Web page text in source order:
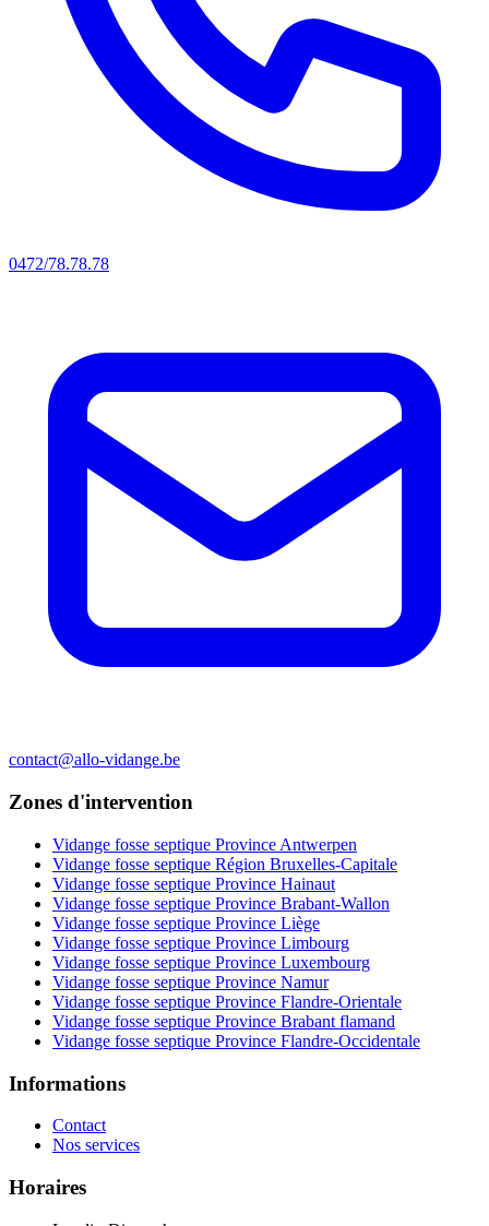
0472/78.78.78
contact@allo-vidange.be
Zones d'intervention
Vidange fosse septique Province Antwerpen
Vidange fosse septique Région Bruxelles-Capitale
Vidange fosse septique Province Hainaut
Vidange fosse septique Province Brabant-Wallon
Vidange fosse septique Province Liège
Vidange fosse septique Province Limbourg
Vidange fosse septique Province Luxembourg
Vidange fosse septique Province Namur
Vidange fosse septique Province Flandre-Orientale
Vidange fosse septique Province Brabant flamand
Vidange fosse septique Province Flandre-Occidentale
Informations
Contact
Nos services
Horaires